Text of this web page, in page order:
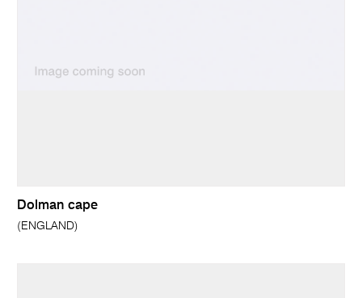
Dolman cape
(ENGLAND)